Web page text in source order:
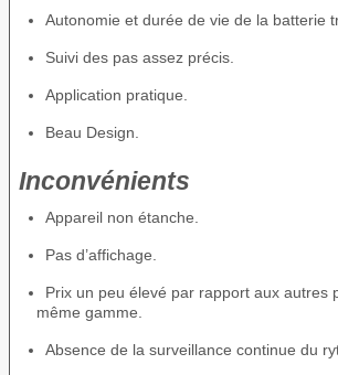
Autonomie et durée de vie de la batterie
Suivi des pas assez précis.
Application pratique.
Beau Design.
Inconvénients
Appareil non étanche.
Pas d’affichage.
Prix un peu élevé par rapport aux autres
même gamme.
Absence de la surveillance continue du